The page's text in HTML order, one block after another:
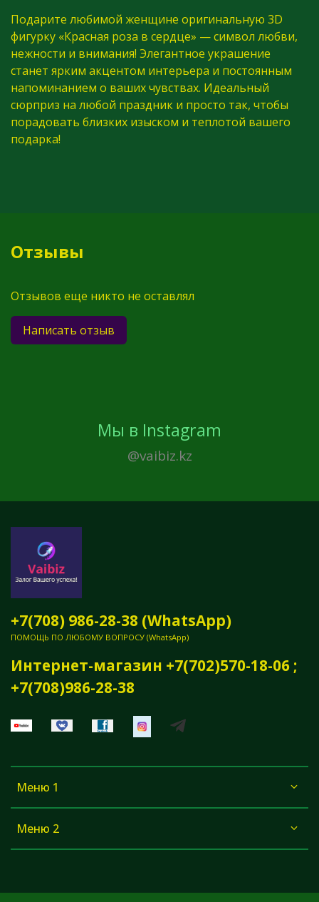
Подарите любимой женщине оригинальную 3D
фигурку «Красная роза в сердце» — символ любви,
нежности и внимания! Элегантное украшение
станет ярким акцентом интерьера и постоянным
напоминанием о ваших чувствах. Идеальный
сюрприз на любой праздник и просто так, чтобы
порадовать близких изыском и теплотой вашего
подарка!
Отзывы
Отзывов еще никто не оставлял
Написать отзыв
Мы в Instagram
@vaibiz.kz
Меню 1
Меню 2
+7(708) 986-28-38 (WhatsApp)
ПОМОЩЬ ПО ЛЮБОМУ ВОПРОСУ (WhatsApp)
Интернет-магазин +7(702)570-18-06 ;
+7(708)986-28-38